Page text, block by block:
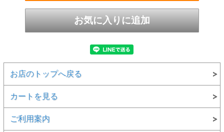
お店のトップへ戻る
カートを見る
ご利用案内